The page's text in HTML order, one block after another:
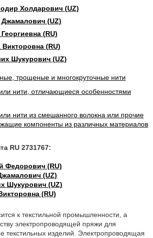
Холдарович (UZ)
(UZ)
(RU)
(RU)
Шукурович (UZ)
трощеные и многокруточные нити
нити, отличающиеся особенностями
нити из смешанного волокна или прочие
компоненты из различных материалов
RU 2731767:
Федорович (RU)
(UZ)
Шукурович (UZ)
(RU)
к текстильной промышленности, а
электропроводящей пряжи для
текстильных изделий. Электропроводящая